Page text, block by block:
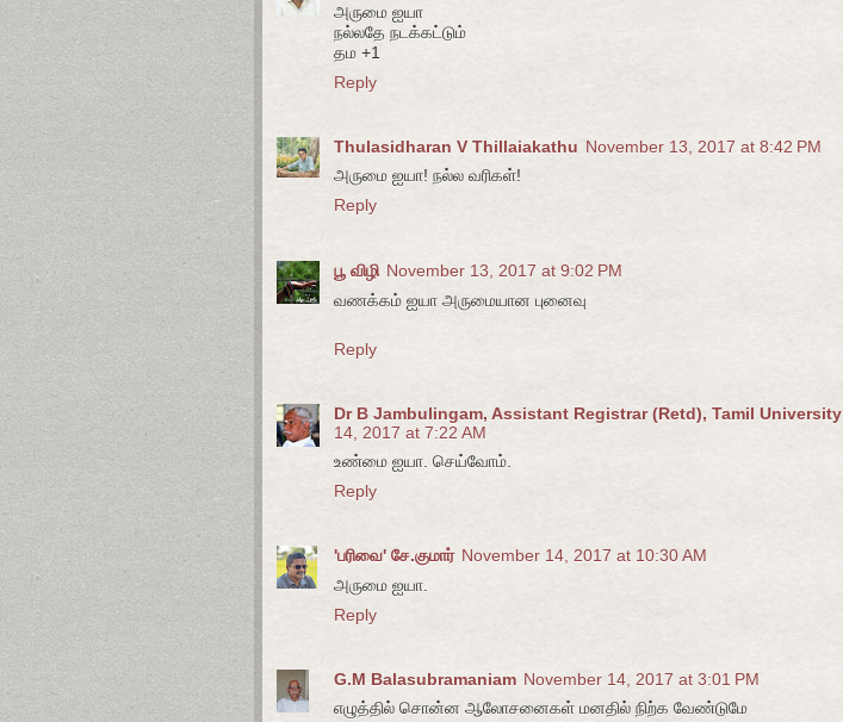
அருமை ஐயா
நல்லதே நடக்கட்டும்
தம +1
Reply
Thulasidharan V Thillaiakathu November 13, 2017 at 8:42 PM
அருமை ஐயா! நல்ல வரிகள்!
Reply
பூ விழி November 13, 2017 at 9:02 PM
வணக்கம் ஐயா அருமையான புனைவு
Reply
Dr B Jambulingam, Assistant Registrar (Retd), Tamil University
14, 2017 at 7:22 AM
உண்மை ஐயா. செய்வோம்.
Reply
'பரிவை' சே.குமார் November 14, 2017 at 10:30 AM
அருமை ஐயா.
Reply
G.M Balasubramaniam November 14, 2017 at 3:01 PM
எழுத்தில் சொன்ன ஆலோசனைகள் மனதில் நிற்க வேண்டுமே